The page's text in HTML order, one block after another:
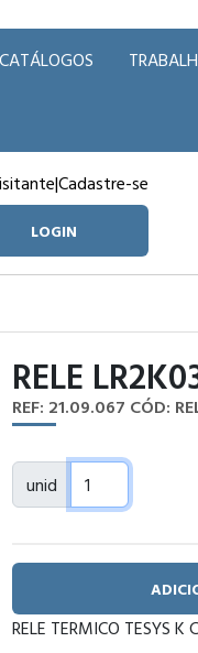
CATÁLOGOS
|Cadastre-se
LOGIN
RELE
REF: 21.09.067 CÓD:
unid
RELE TERMICO TESYS K